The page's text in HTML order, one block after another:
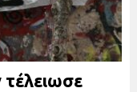
τέλειωσε